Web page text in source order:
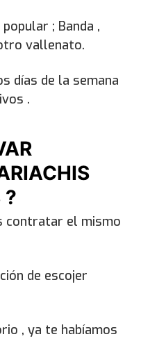
; Banda ,
vallenato.
días de la semana
.
?
contratar el mismo
de escojer
, ya te habíamos